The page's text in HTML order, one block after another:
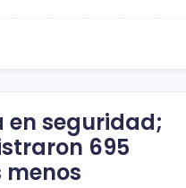
en seguridad;
695
menos